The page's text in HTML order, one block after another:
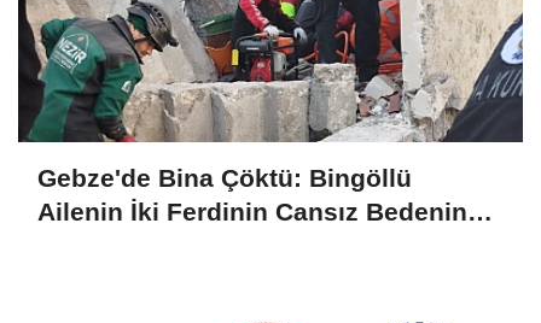
Gebze'de Bina Çöktü: Bingöllü
Ailenin İki Ferdinin Cansız Bedenine